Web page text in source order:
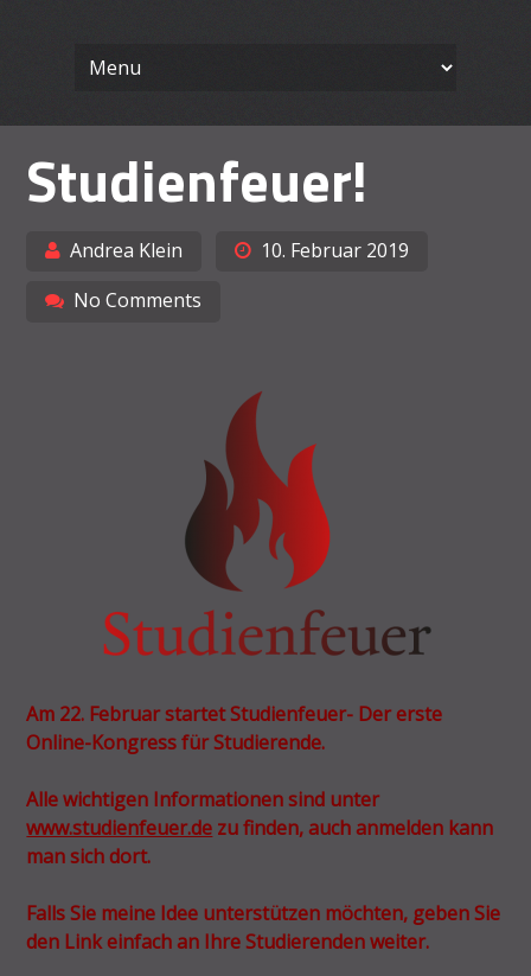
Arbeiten
Studienfeuer!
Andrea Klein
10. Februar 2019
No Comments
Am 22. Februar startet Studienfeuer- Der erste
Online-Kongress für Studierende.
Alle wichtigen Informationen sind unter
www.studienfeuer.de zu finden, auch anmelden kann
man sich dort.
Falls Sie meine Idee unterstützen möchten, geben Sie
den Link einfach an Ihre Studierenden weiter.